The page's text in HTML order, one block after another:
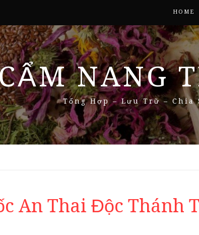
HOME
NANG
Tổng Hợp – Lưu Trữ – Chia
An Thai Độc Thánh